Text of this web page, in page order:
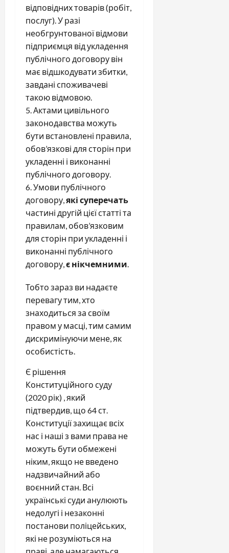
відповідних товарів (робіт,
послуг). У разі
необгрунтованої відмови
підприємця від укладення
публічного договору він
має відшкодувати збитки,
завдані споживачеві
такою відмовою.
5. Актами цивільного
законодавства можуть
бути встановлені правила,
обов’язкові для сторін при
укладенні і виконанні
публічного договору.
6. Умови публічного
договору, які суперечать
частині другій цієї статті та
правилам, обов’язковим
для сторін при укладенні і
виконанні публічного
договору, є нікчемними
Тобто зараз ви надаєте
перевагу тим, хто
знаходиться за своїм
правом у масці, тим самим
дискримінуючи мене, як
особистість.
Є рішення
Конституційного суду
(2020 рік) , який
підтвердив, що 64 ст.
Конституції захищає всіх
нас і наші з вами права не
можуть бути обмежені
ніким, якщо не введено
надзвичайний або
воєнний стан. Всі
українські суди анулюють
недолугі і незаконні
постанови поліцейських,
які не розуміються на
праві, але намагаються